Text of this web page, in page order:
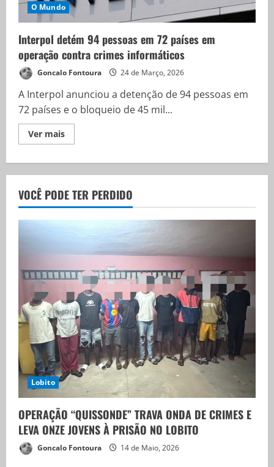
O Mundo
Interpol detém 94 pessoas em 72 países em
operação contra crimes informáticos
Goncalo Fontoura 24 de Março, 2026
A Interpol anunciou a detenção de 94 pessoas em
72 países e o bloqueio de 45 mil...
Ver mais
VOCÊ PODE TER PERDIDO
Lobito
OPERAÇÃO “QUISSONDE” TRAVA ONDA DE CRIMES E
LEVA ONZE JOVENS À PRISÃO NO LOBITO
Goncalo Fontoura 14 de Maio, 2026